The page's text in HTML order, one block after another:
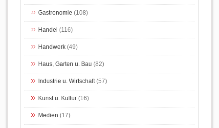
Gastronomie (108)
Handel (116)
Handwerk (49)
Haus, Garten u. Bau (82)
Industrie u. Wirtschaft(57)
Kunst u. Kultur (16)
Medien (17)